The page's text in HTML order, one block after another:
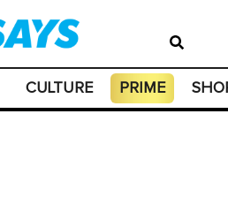
CULTURE PRIME